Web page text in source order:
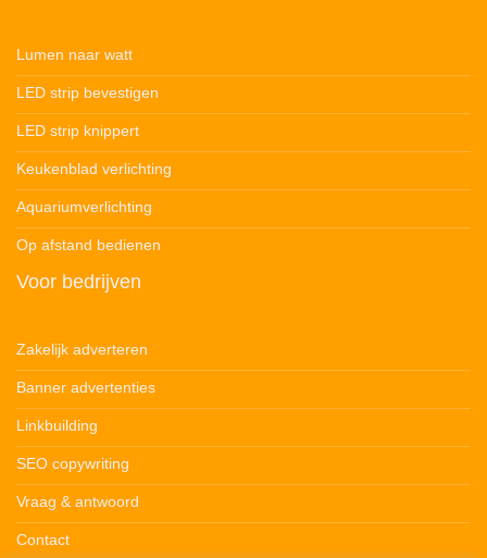
Lumen naar watt
LED strip bevestigen
LED strip knippert
Keukenblad verlichting
Aquariumverlichting
Op afstand bedienen
Voor bedrijven
Zakelijk adverteren
Banner advertenties
Linkbuilding
SEO copywriting
Vraag & antwoord
Contact